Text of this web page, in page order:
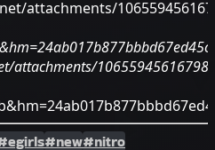
attachments/
attachments/
#new#nitro